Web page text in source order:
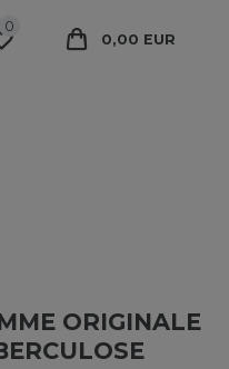
0
0,00 EUR
ORIGINALE